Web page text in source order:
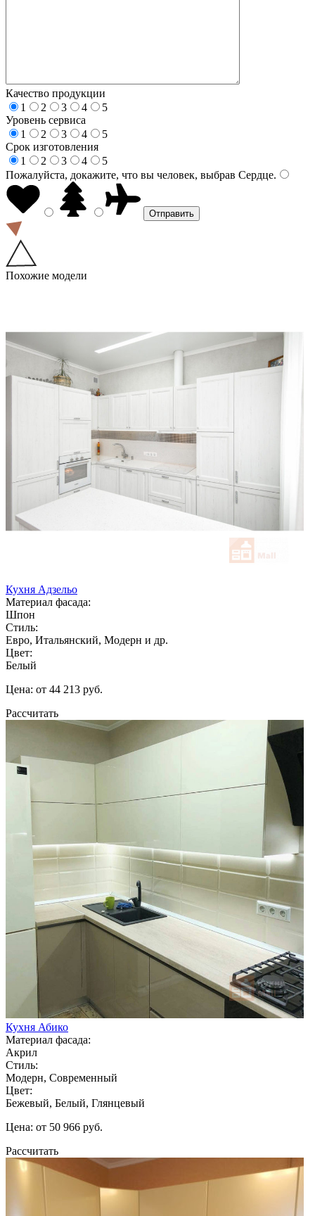
Качество продукции
1
2 3 4
5
Уровень сервиса
1
2 3 4
5
Срок изготовления
1
2 3 4
5
Пожалуйста, докажите, что вы человек, выбрав Сердце.
Похожие модели
Кухня Адзельо
Материал фасада:
Шпон
Стиль:
Евро, Итальянский, Модерн и др.
Цвет:
Белый
Цена: от 44 213 руб.
Рассчитать
Кухня Абико
Материал фасада:
Акрил
Стиль:
Модерн, Современный
Цвет:
Бежевый, Белый, Глянцевый
Цена: от 50 966 руб.
Рассчитать